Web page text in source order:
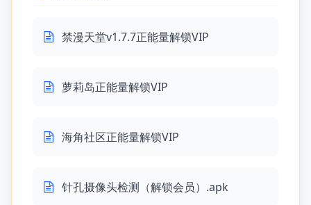
禁漫天堂v1.7.7正能量解锁VIP
萝莉岛正能量解锁VIP
海角社区正能量解锁VIP
针孔摄像头检测（解锁会员）.apk